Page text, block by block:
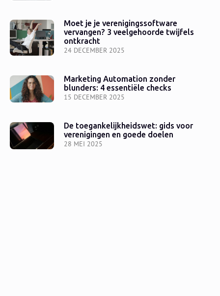
24 DECEMBER 2025
Moet je je verenigingssoftware
vervangen? 3 veelgehoorde twijfels
ontkracht
15 DECEMBER 2025
Marketing Automation zonder
blunders: 4 essentiële checks
28 MEI 2025
De toegankelijkheidswet: gids voor
verenigingen en goede doelen